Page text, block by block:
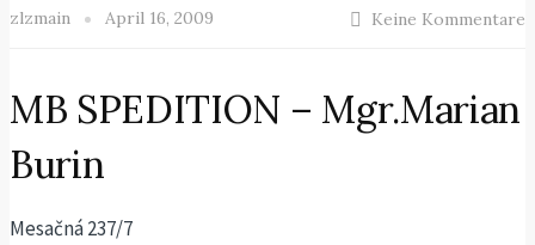
zlzmain April 16, 2009 Keine Kommentare
MB SPEDITION – Mgr.Marian
Burin
Mesačná 237/7